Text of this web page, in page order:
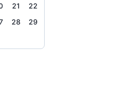
21
22
28
29